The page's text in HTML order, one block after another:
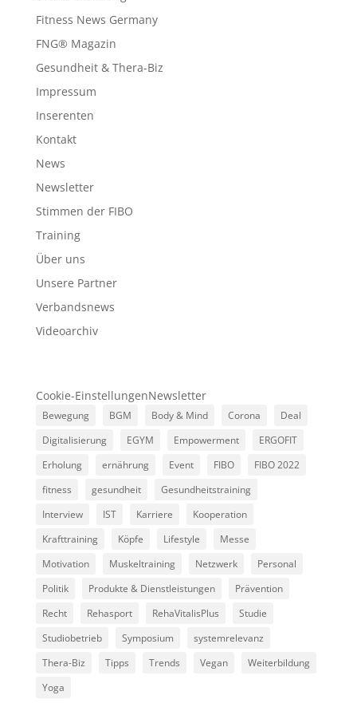
Fitness News Germany
FNG® Magazin
Gesundheit & Thera-Biz
Impressum
Inserenten
Kontakt
News
Newsletter
Stimmen der FIBO
Training
Über uns
Unsere Partner
Verbandsnews
Videoarchiv
Cookie-EinstellungenNewsletter
Bewegung BGM Body & Mind Corona
Deal
Digitalisierung
EGYM Empowerment
ERGOFIT
Erholung
ernährung Event FIBO
FIBO 2022
fitness
gesundheit
Gesundheitstraining
Interview
IST Karriere
Kooperation
Krafttraining
Köpfe Lifestyle
Messe
Motivation
Muskeltraining Netzwerk
Personal
Politik
Produkte & Dienstleistungen
Prävention
Recht
Rehasport RehaVitalisPlus
Studie
Studiobetrieb
Symposium
systemrelevanz
Thera-Biz
Tipps Trends Vegan
Weiterbildung
Yoga